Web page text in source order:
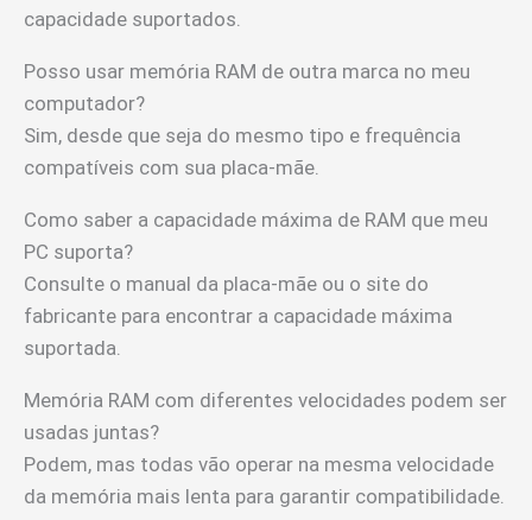
capacidade suportados.
Posso usar memória RAM de outra marca no meu
computador?
Sim, desde que seja do mesmo tipo e frequência
compatíveis com sua placa-mãe.
Como saber a capacidade máxima de RAM que meu
PC suporta?
Consulte o manual da placa-mãe ou o site do
fabricante para encontrar a capacidade máxima
suportada.
Memória RAM com diferentes velocidades podem ser
usadas juntas?
Podem, mas todas vão operar na mesma velocidade
da memória mais lenta para garantir compatibilidade.